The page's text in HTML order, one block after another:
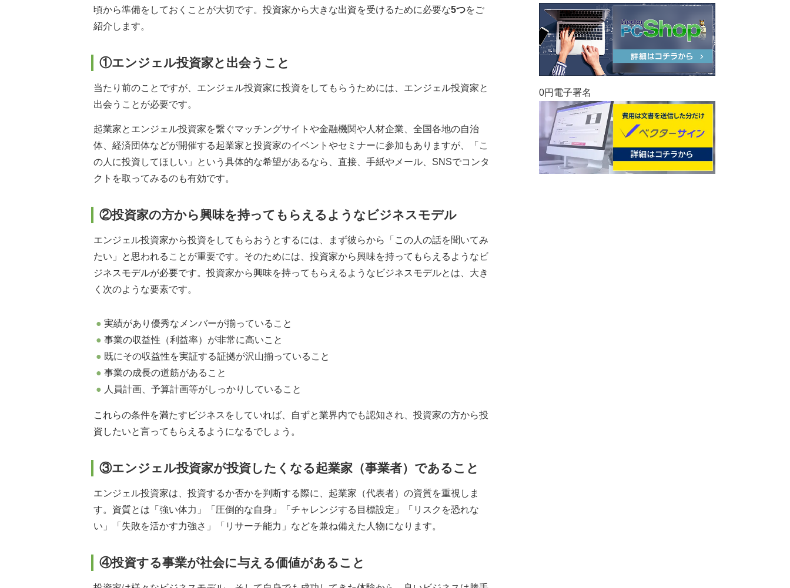
頃から準備をしておくことが大切です。投資家から大きな出資を受けるために必要な5つをご
紹介します。
①エンジェル投資家と出会うこと
当たり前のことですが、エンジェル投資家に投資をしてもらうためには、エンジェル投資家と
出会うことが必要です。
起業家とエンジェル投資家を繋ぐマッチングサイトや金融機関や人材企業、全国各地の自治
体、経済団体などが開催する起業家と投資家のイベントやセミナーに参加もありますが、「こ
の人に投資してほしい」という具体的な希望があるなら、直接、手紙やメール、SNSでコンタ
クトを取ってみるのも有効です。
②投資家の方から興味を持ってもらえるようなビジネスモデル
エンジェル投資家から投資をしてもらおうとするには、まず彼らから「この人の話を聞いてみ
たい」と思われることが重要です。そのためには、投資家から興味を持ってもらえるようなビ
ジネスモデルが必要です。投資家から興味を持ってもらえるようなビジネスモデルとは、大き
く次のような要素です。
実績があり優秀なメンバーが揃っていること
事業の収益性（利益率）が非常に高いこと
既にその収益性を実証する証拠が沢山揃っていること
事業の成長の道筋があること
人員計画、予算計画等がしっかりしていること
これらの条件を満たすビジネスをしていれば、自ずと業界内でも認知され、投資家の方から投
資したいと言ってもらえるようになるでしょう。
③エンジェル投資家が投資したくなる起業家（事業者）であること
エンジェル投資家は、投資するか否かを判断する際に、起業家（代表者）の資質を重視しま
す。資質とは「強い体力」「圧倒的な自身」「チャレンジする目標設定」「リスクを恐れな
い」「失敗を活かす力強さ」「リサーチ能力」などを兼ね備えた人物になります。
④投資する事業が社会に与える価値があること
0円電子署名